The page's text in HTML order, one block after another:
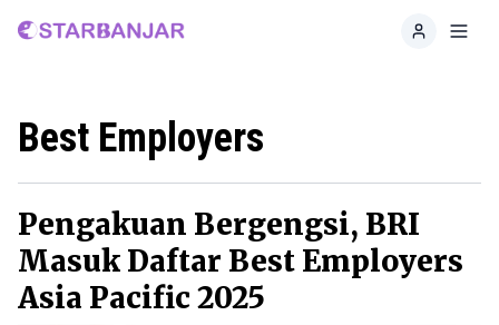
Home
Best Employers
Pengakuan Bergengsi, BRI
Masuk Daftar Best Employers
Asia Pacific 2025